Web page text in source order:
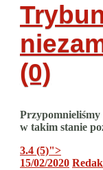
(0)
Przypomnieliśmy
w takim stanie
3.4 (5)">
15/02/2020